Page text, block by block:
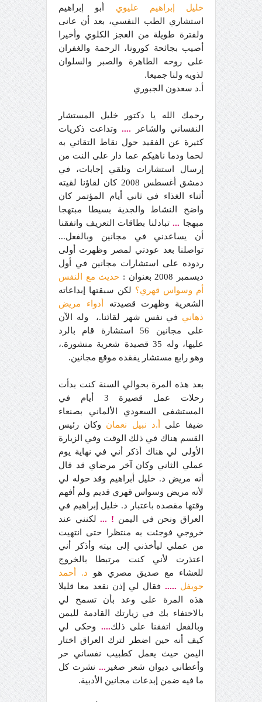
خليل إبراهيم عليوي أبو إبراهيم
استشاري الطب النفسي، بعد أن عانى
ولفترة طويلة من العجز الكلوي وأخيرا
أصيب بجائحة كورونا، الرحمة والغفران
على روحه الطاهرة والصبر والسلوان
لذويه ولنا جميعا.
أ.د سعدون الجبوري
رحمك الله يا دكتور خليل المستشار
النفساني والشاعر .... وتداعت ذكريات
كثيرة عن الفقيد حول نقاط التقائي به
لحما ودما ناهيكم عما دار على النت من
إرسال استشارات وتلقي إجابات، في
دمشق أغسطس 2008 كان لقاؤنا لقيته
أثناء الغذاء في ثاني أيام المؤتمر كان
واضح النشاط والجدية بسيطا مبتهجا
مبهجا ...تبادلنا بطاقات التعريف واتفقنا
أن يساعدني في مجانين وبالفعل...
تواصلنا بعد عودتي لمصر وظهرت أولى
ردوده على استشارات مجانين في أول
ديسمبر 2008 بعنوان :
حديث مع النفس
أم وسواس قهري؟ لكن سبقتها إبداعاته
الشعرية وظهرت قصيدته
أدواء مريض
ذهاني في نفس شهر لقائنا.، وله الآن
على مجانين 56 استشارة قام بالرد
عليها، وله 35 قصيدة شعرية منشورة.،
وهو رابع مستشار يفقده موقع مجانين.
بعد هذه المرة بحوالي السنة كنت بدأت
رحلات عمل قصيرة 3 أيام في
المستشفى السعودي الألماني بصنعاء
ضيفا على
أ.د نبيل نعمان وكان رئيس
القسم هناك في ذلك الوقت وفي الزيارة
الأولى لي هناك أذكر أني في نهاية يوم
عملي الثاني وكان آخر مرضاي قد قال
أنه مريض د. خليل أبراهيم وقد حوله لي
لأنه مريض وسواس قهري قديم ولم أفهم
وقتها مقصده باعتبار د. خليل إبراهيم في
العراق ونحن في اليمن !
...لكنني عند
خروجي فوجئت به منتظرا حتى انتهيت
من عملي ليأخذني إلى بيته وأذكر أني
اعتذرت لأني كنت مرتبطا بالخروج
للعشاء مع صديق مصري هو د. أحمد
جويفل ..... فقال لي إذن نقعد معا قليلا
هذه المرة على وعد بأن تسمح لي
بالاحتفاء بك في زيارتك القادمة لليمن
وبالفعل اتفقنا على ذلك.... وحكى لي
كيف أنه حين اضطر لترك العراق اختار
اليمن حيث يعمل كطبيب نفساني حر
وأعطاني ديوان شعر صغير ... نشرت كل
ما فيه ضمن إبدعات مجانين الأدبية.